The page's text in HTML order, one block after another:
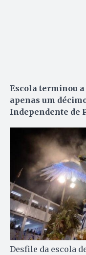
Escola terminou a
apenas um
Independente de
Desfile da escola